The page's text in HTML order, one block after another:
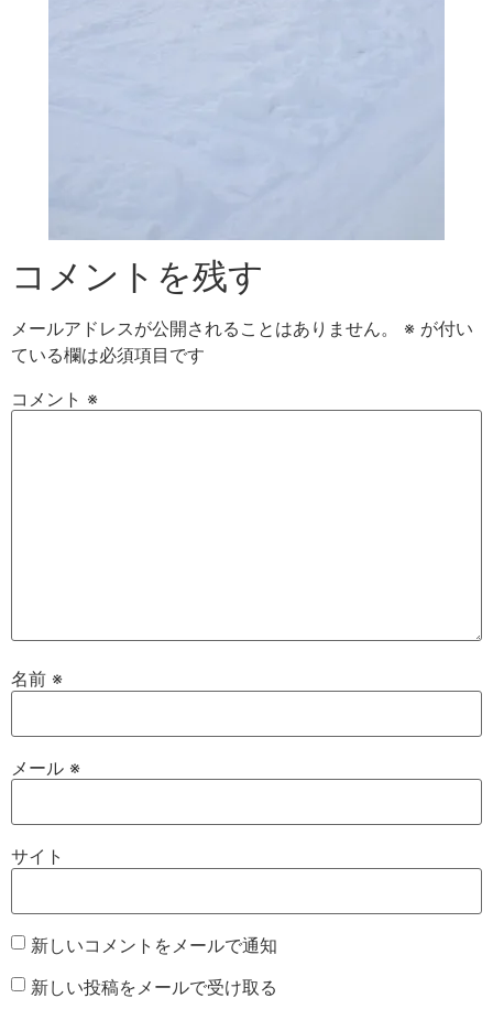
コメントを残す
メールアドレスが公開されることはありません。 ※ が付い
ている欄は必須項目です
コメント ※
名前 ※
メール ※
サイト
新しいコメントをメールで通知
新しい投稿をメールで受け取る